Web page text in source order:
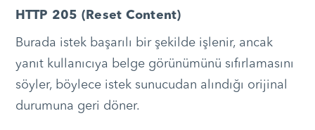
HTTP 205 (Reset Content)
Burada istek başarılı bir şekilde işlenir, ancak
yanıt kullanıcıya belge görünümünü sıfırlamasını
söyler, böylece istek sunucudan alındığı orijinal
durumuna geri döner.